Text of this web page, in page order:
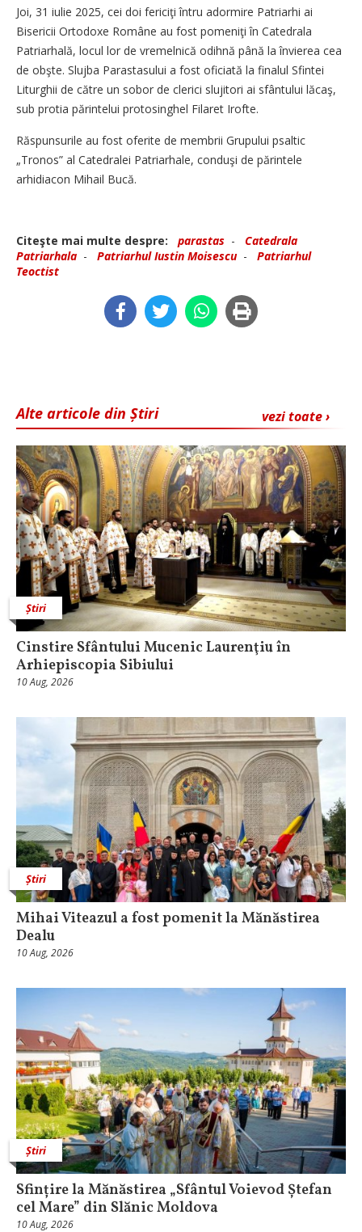
Joi, 31 iulie 2025, cei doi fericiţi întru adormire Patriarhi ai
Bisericii Ortodoxe Române au fost pomeniţi în Catedrala
Patriarhală, locul lor de vremelnică odihnă până la învierea cea
de obşte. Slujba Parastasului a fost oficiată la finalul Sfintei
Liturghii de către un sobor de clerici slujitori ai sfântului lăcaş,
sub protia părintelui protosinghel Filaret Irofte.
Răspunsurile au fost oferite de membrii Grupului psaltic
„Tronos” al Catedralei Patriarhale, conduşi de părintele
arhidiacon Mihail Bucă.
Citeşte mai multe despre: parastas - Catedrala
Patriarhala - Patriarhul Iustin Moisescu- Patriarhul
Teoctist
vezi toate ›
Alte articole din Știri
Știri
Cinstire Sfântului Mucenic Laurenţiu în
Arhiepiscopia Sibiului
10 Aug, 2026
Știri
Mihai Viteazul a fost pomenit la Mănăstirea
Dealu
10 Aug, 2026
Știri
Sfințire la Mănăstirea „Sfântul Voievod Ștefan
cel Mare” din Slănic Moldova
10 Aug, 2026